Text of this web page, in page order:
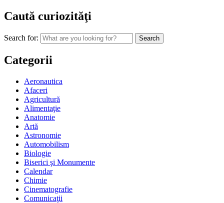
Caută curiozităţi
Search for:
Categorii
Aeronautica
Afaceri
Agricultură
Alimentaţie
Anatomie
Artă
Astronomie
Automobilism
Biologie
Biserici şi Monumente
Calendar
Chimie
Cinematografie
Comunicaţii